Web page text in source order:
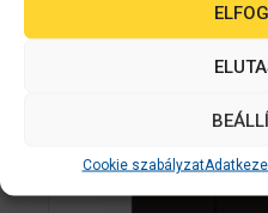
Cookie szabályzat